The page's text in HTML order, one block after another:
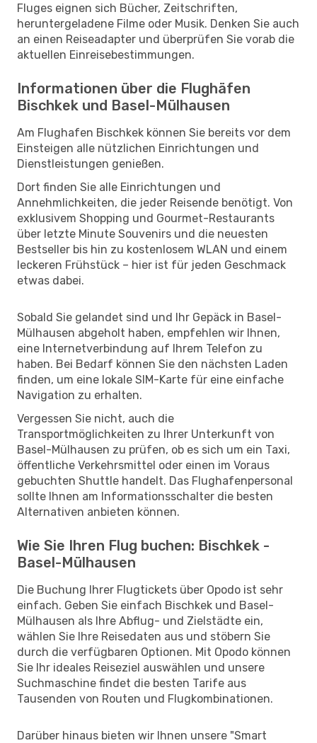
Fluges eignen sich Bücher, Zeitschriften,
heruntergeladene Filme oder Musik. Denken Sie auch
an einen Reiseadapter und überprüfen Sie vorab die
aktuellen Einreisebestimmungen.
Informationen über die Flughäfen
Bischkek und Basel-Mülhausen
Am Flughafen Bischkek können Sie bereits vor dem
Einsteigen alle nützlichen Einrichtungen und
Dienstleistungen genießen.
Dort finden Sie alle Einrichtungen und
Annehmlichkeiten, die jeder Reisende benötigt. Von
exklusivem Shopping und Gourmet-Restaurants
über letzte Minute Souvenirs und die neuesten
Bestseller bis hin zu kostenlosem WLAN und einem
leckeren Frühstück – hier ist für jeden Geschmack
etwas dabei.
Sobald Sie gelandet sind und Ihr Gepäck in Basel-
Mülhausen abgeholt haben, empfehlen wir Ihnen,
eine Internetverbindung auf Ihrem Telefon zu
haben. Bei Bedarf können Sie den nächsten Laden
finden, um eine lokale SIM-Karte für eine einfache
Navigation zu erhalten.
Vergessen Sie nicht, auch die
Transportmöglichkeiten zu Ihrer Unterkunft von
Basel-Mülhausen zu prüfen, ob es sich um ein Taxi,
öffentliche Verkehrsmittel oder einen im Voraus
gebuchten Shuttle handelt. Das Flughafenpersonal
sollte Ihnen am Informationsschalter die besten
Alternativen anbieten können.
Wie Sie Ihren Flug buchen: Bischkek -
Basel-Mülhausen
Die Buchung Ihrer Flugtickets über Opodo ist sehr
einfach. Geben Sie einfach Bischkek und Basel-
Mülhausen als Ihre Abflug- und Zielstädte ein,
wählen Sie Ihre Reisedaten aus und stöbern Sie
durch die verfügbaren Optionen. Mit Opodo können
Sie Ihr ideales Reiseziel auswählen und unsere
Suchmaschine findet die besten Tarife aus
Tausenden von Routen und Flugkombinationen.
Darüber hinaus bieten wir Ihnen unsere "Smart